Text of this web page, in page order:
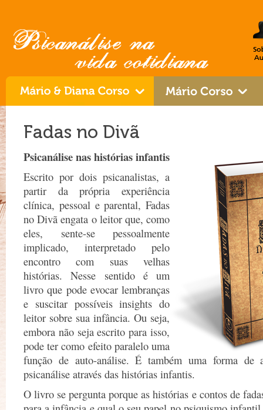
Fadas no Divã
Psicanálise nas histórias infantis
Escrito por dois psicanalistas, a
partir da própria experiência
clínica, pessoal e parental, Fadas
no Divã engata o leitor que, como
eles, sente-se pessoalmente
implicado, interpretado pelo
encontro com suas velhas
histórias. Nesse sentido é um
livro que pode evocar lembranças
e suscitar possíveis insights do
leitor sobre sua infância. Ou seja,
embora não seja escrito para isso,
pode ter como efeito paralelo uma
função de auto-análise. É também uma forma de
psicanálise através das histórias infantis.
O livro se pergunta porque as histórias e contos de